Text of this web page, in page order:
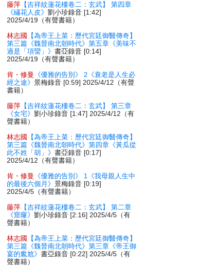
藤萍 【吉祥紋蓮花樓卷二：玄武】 第四章
《繡花人皮》劉小珍錄音 [1:42]
2025/4/19（有聲書籍）
林志國
【為帝王上菜：歷代宮廷御醫傳奇】
第三篇《魏晉南北朝時代》第五章《美味不
過是「項臠」》書亞錄音 [0:14]
2025/4/19（有聲書籍）
肯・修曼
《優雅的告別》 2《衰老是人生必
經之途》景梅錄音 [0:59] 2025/4/12（有聲
書籍）
藤萍 【吉祥紋蓮花樓卷二：玄武】 第三章
《女宅》劉小珍錄音 [1:47] 2025/4/12（有
聲書籍）
林志國
【為帝王上菜：歷代宮廷御醫傳奇】
第三篇《魏晉南北朝時代》第四章《黃瓜從
此不姓「胡」》書亞錄音 [0:17]
2025/4/12（有聲書籍）
肯・修曼
《優雅的告別》 1《我母親人生中
的最後六個月》景梅錄音 [0:19]
2025/4/5（有聲書籍）
藤萍 【吉祥紋蓮花樓卷二：玄武】 第二章
《窟窿》劉小珍錄音 [2:16] 2025/4/5（有
聲書籍）
林志國
【為帝王上菜：歷代宮廷御醫傳奇】
第三篇《魏晉南北朝時代》第三章《帝王御
宴的尷尬》書亞錄音 [0:22] 2025/4/5（有
聲書籍）